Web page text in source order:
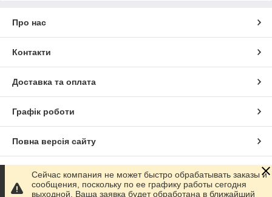
Про нас
Контакти
Доставка та оплата
Графік роботи
Повна версія сайту
Сайт створено на маркетплейсі Prom.ua
Сейчас компания не может быстро обрабатывать заказы и
сообщения, поскольку по ее графику работы сегодня
выходной. Ваша заявка будет обработана в ближайший